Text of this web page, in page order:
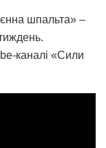
шпальта» –
каналі «Сили